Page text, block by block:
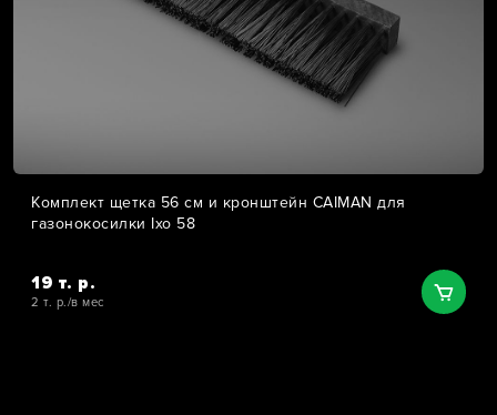
Комплект щетка 56 см и кронштейн CAIMAN для
газонокосилки Ixo 58
19 т. р.
2 т. р./в мес